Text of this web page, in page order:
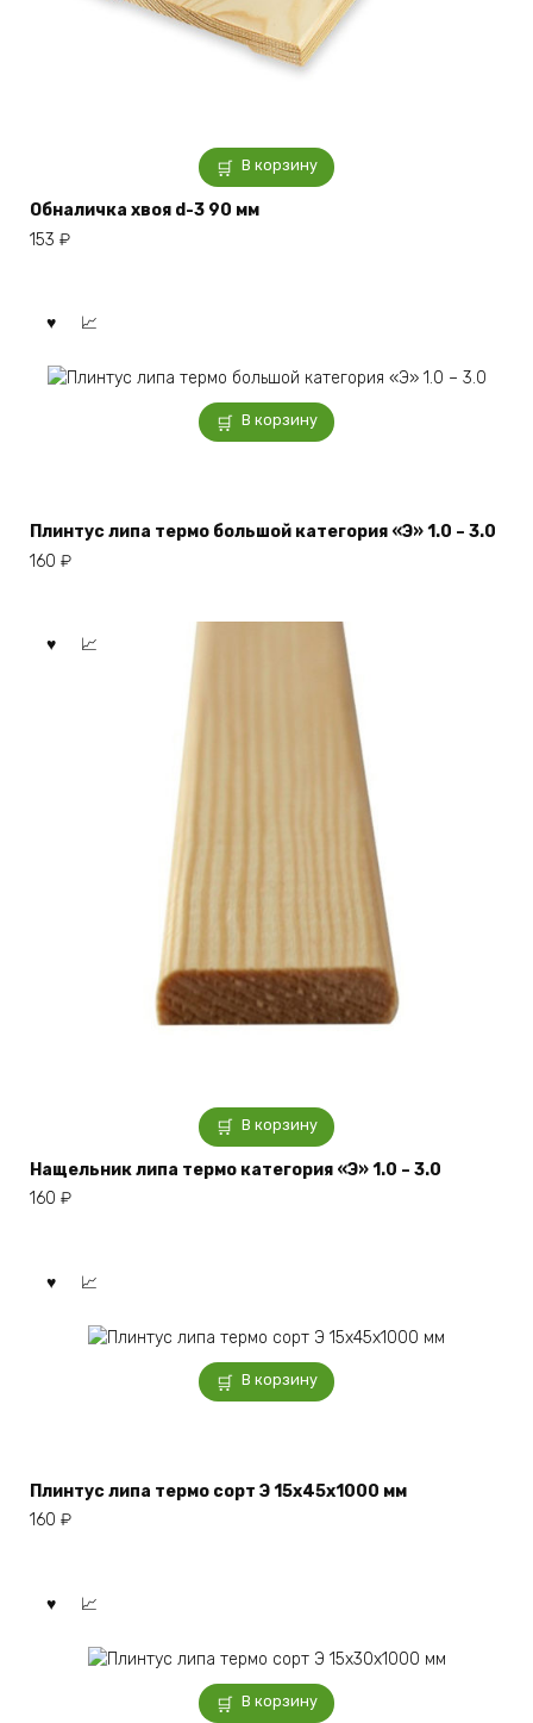
В корзину
Обналичка хвоя d-3 90 мм
153 ₽
В корзину
Плинтус липа термо большой категория «Э» 1.0 – 3.0
160 ₽
В корзину
Нащельник липа термо категория «Э» 1.0 – 3.0
160 ₽
В корзину
Плинтус липа термо сорт Э 15x45x1000 мм
160 ₽
В корзину